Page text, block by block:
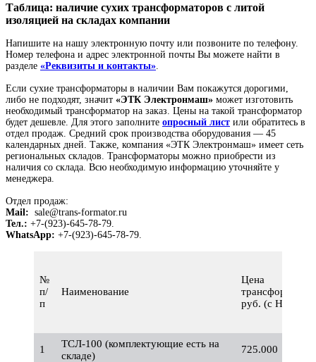
Таблица: наличие сухих трансформаторов с литой
изоляцией на складах компании
Напишите на нашу электронную почту или позвоните по телефону.
Номер телефона и адрес электронной почты Вы можете найти в
разделе «Реквизиты и контакты»
Если сухие трансформаторы в наличии Вам покажутся дорогими,
либо не подходят, значит «ЭТК Электронмаш» может изготовить
необходимый трансформатор на заказ. Цены на такой трансформатор
будет дешевле. Для этого заполните опросный лист или обратитесь в
отдел продаж. Средний срок производства оборудования — 45
календарных дней. Также, компания «ЭТК Электронмаш» имеет сеть
региональных складов. Трансформаторы можно приобрести из
наличия со склада. Всю необходимую информацию уточняйте у
менеджера.
Отдел продаж:
Mail: sale@trans-formator.ru
Тел.: +7-(923)-645-78-79.
WhatsApp: +7-(923)-645-78-79.
№
п/
п
Наименование
Цена
руб. (с НДС)
1
ТСЛ-100 (комплектующие есть на
складе)
725.000